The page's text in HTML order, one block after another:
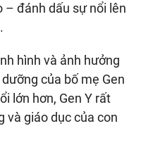
– đánh dấu sự nổi lên
hình và ảnh hưởng
của bố mẹ Gen
lớn hơn, Gen Y rất
và giáo dục của con